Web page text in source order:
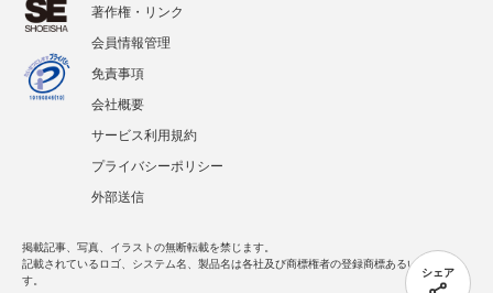
シェア
著作権・リンク
会員情報管理
免責事項
会社概要
サービス利用規約
プライバシーポリシー
外部送信
掲載記事、写真、イラストの無断転載を禁じます。
記載されているロゴ、システム名、製品名は各社及び商標権者の登録商標あるいは商標で
す。